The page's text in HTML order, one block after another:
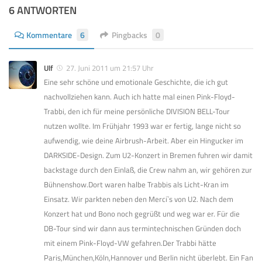
6 ANTWORTEN
Kommentare 6 Pingbacks 0
Ulf
27. Juni 2011 um 21:57 Uhr
Eine sehr schöne und emotionale Geschichte, die ich gut
nachvollziehen kann. Auch ich hatte mal einen Pink-Floyd-
Trabbi, den ich für meine persönliche DIVISION BELL-Tour
nutzen wollte. Im Frühjahr 1993 war er fertig, lange nicht so
aufwendig, wie deine Airbrush-Arbeit. Aber ein Hingucker im
DARKSIDE-Design. Zum U2-Konzert in Bremen fuhren wir damit
backstage durch den Einlaß, die Crew nahm an, wir gehören zur
Bühnenshow.Dort waren halbe Trabbis als Licht-Kran im
Einsatz. Wir parkten neben den Merci`s von U2. Nach dem
Konzert hat und Bono noch gegrüßt und weg war er. Für die
DB-Tour sind wir dann aus termintechnischen Gründen doch
mit einem Pink-Floyd-VW gefahren.Der Trabbi hätte
Paris,München,Köln,Hannover und Berlin nicht überlebt. Ein Fan